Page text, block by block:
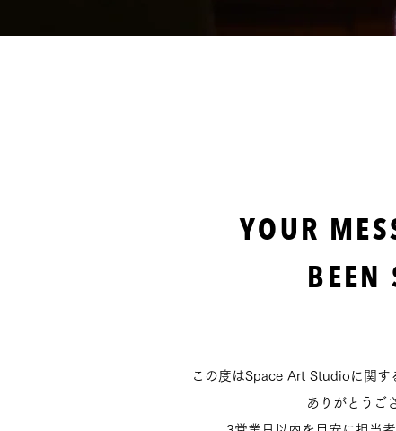
YOUR
BEEN
この度はSpace Art Studioに関す
ありがとうご